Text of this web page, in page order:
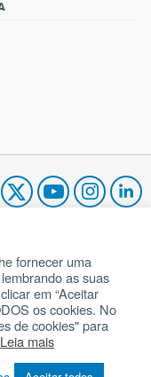
fornecer uma
as suas
em “Aceitar
os cookies. No
de cookies" para
Leia mais